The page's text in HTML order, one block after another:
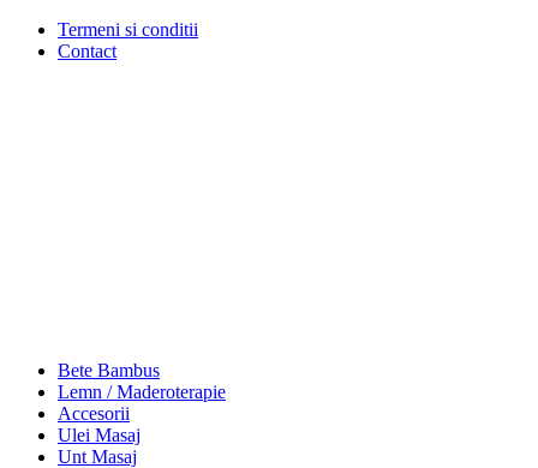
Termeni si conditii
Contact
Bete Bambus
Lemn / Maderoterapie
Accesorii
Ulei Masaj
Unt Masaj